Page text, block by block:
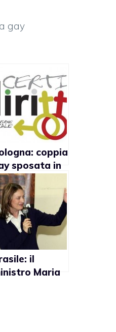
gay
coppia
sposata in
vuole
dal
il
Maria